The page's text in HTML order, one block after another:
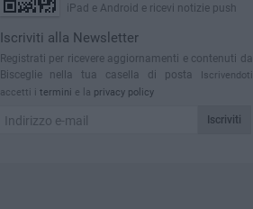
iPad e Android e ricevi notizie push
Iscriviti alla Newsletter
Registrati per ricevere aggiornamenti e contenuti da
Bisceglie nella tua casella di posta
Iscrivendoti
accetti i termini e la privacy policy
Iscriviti